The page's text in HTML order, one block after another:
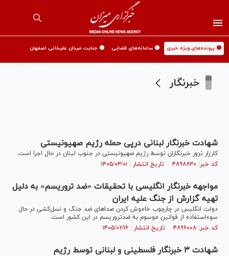
🟡 پرونده‌های ویژه خبری 🟡 سامانه‌های قضایی 🟡 جنایت میدان علیخانی اصفهان
خبرنگار
شهادت خبرنگار لبنانی درپی حمله رژیم صهیونیستی
کارزار ترور خبرنگاران توسط رژیم صهیونیستی در جنوب لبنان در حال اجرا است.
کد خبر: ۴۸۹۸۸۳۰ تاریخ انتشار : ۱۴۰۵/۰۳/۰۱
مواجهه خبرنگار انگلیسی با تحقیقات «ضد تروریسم» به دلیل
تهیه گزارش از جنگ علیه ایران
دولت انگلیس در چارچوب خاموش کردن صداهای ضد جنگ و نسل‌کشی در حال
سوءاستفاده از قوانین موسوم به ضدتروریسم در این کشور است.
کد خبر: ۴۸۹۶۰۰۸ تاریخ انتشار : ۱۴۰۵/۰۲/۱۶
شهادت ۳ خبرنگار فلسطینی و لبنانی توسط رژیم